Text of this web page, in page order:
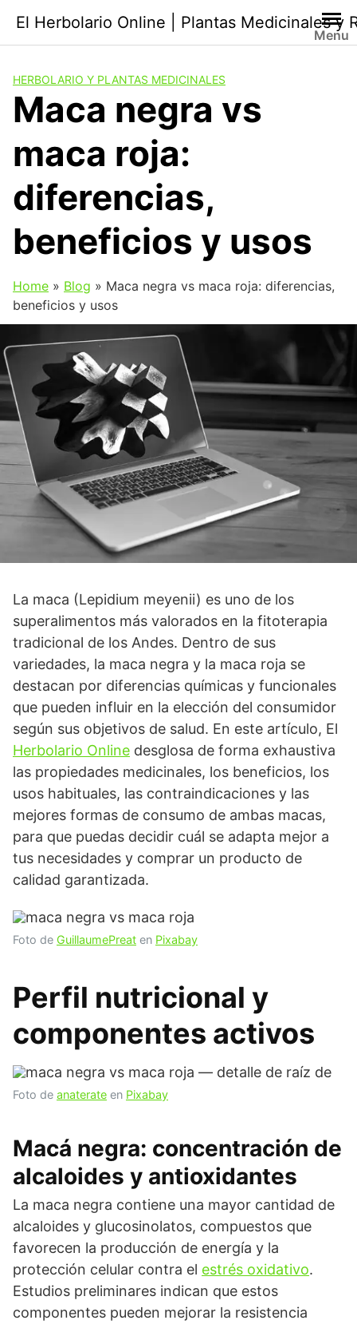
contenido
El Herbolario Online | Plantas Medicinales y
Menu
HERBOLARIO Y PLANTAS MEDICINALES
Maca negra vs
maca roja:
diferencias,
beneficios y usos
Home » Blog » Maca negra vs maca roja: diferencias,
beneficios y usos
La maca (Lepidium meyenii) es uno de los
superalimentos más valorados en la fitoterapia
tradicional de los Andes. Dentro de sus
variedades, la maca negra y la maca roja se
destacan por diferencias químicas y funcionales
que pueden influir en la elección del consumidor
según sus objetivos de salud. En este artículo, El
Herbolario Online desglosa de forma exhaustiva
las propiedades medicinales, los beneficios, los
usos habituales, las contraindicaciones y las
mejores formas de consumo de ambas macas,
para que puedas decidir cuál se adapta mejor a
tus necesidades y comprar un producto de
calidad garantizada.
Foto de GuillaumePreat en Pixabay
Perfil nutricional y
componentes activos
Foto de anaterate en Pixabay
Macá negra: concentración de
alcaloides y antioxidantes
La maca negra contiene una mayor cantidad de
alcaloides y glucosinolatos, compuestos que
favorecen la producción de energía y la
protección celular contra el estrés oxidativo.
Estudios preliminares indican que estos
componentes pueden mejorar la resistencia